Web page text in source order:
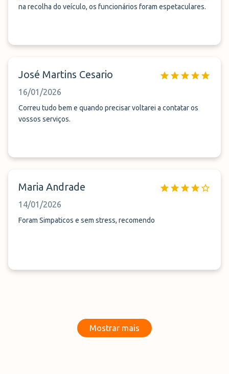
na recolha do veículo, os funcionários foram espetaculares.
José Martins Cesario
16/01/2026
Correu tudo bem e quando precisar voltarei a contatar os
vossos serviços.
Maria Andrade
14/01/2026
Foram Simpaticos e sem stress, recomendo
Mostrar mais